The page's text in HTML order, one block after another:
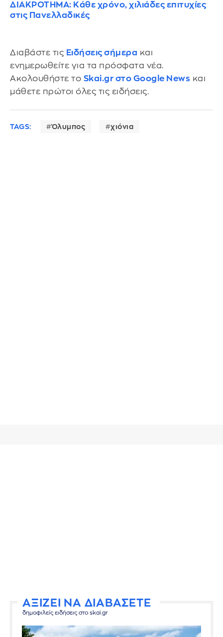
ΔΙΑΚΡΟΤΗΜΑ: Κάθε χρόνο, χιλιάδες επιτυχίες
στις Πανελλαδικές
Διαβάστε τις Ειδήσεις σήμερα και
ενημερωθείτε για τα πρόσφατα νέα.
Ακολουθήστε το Skai.gr στο Google News και
μάθετε πρώτοι όλες τις ειδήσεις.
TAGS: Όλυμπος χιόνια
ΑΞΙΖΕΙ ΝΑ ΔΙΑΒΑΣΕΤΕ
δημοφιλείς ειδήσεις στο skai.gr